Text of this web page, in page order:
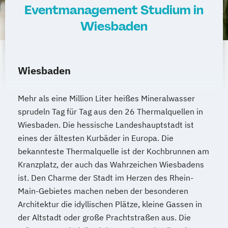
Eventmanagement Studium in
Wiesbaden
Wiesbaden
Mehr als eine Million Liter heißes Mineralwasser
sprudeln Tag für Tag aus den 26 Thermalquellen in
Wiesbaden. Die hessische Landeshauptstadt ist
eines der ältesten Kurbäder in Europa. Die
bekannteste Thermalquelle ist der Kochbrunnen am
Kranzplatz, der auch das Wahrzeichen Wiesbadens
ist. Den Charme der Stadt im Herzen des Rhein-
Main-Gebietes machen neben der besonderen
Architektur die idyllischen Plätze, kleine Gassen in
der Altstadt oder große Prachtstraßen aus. Die